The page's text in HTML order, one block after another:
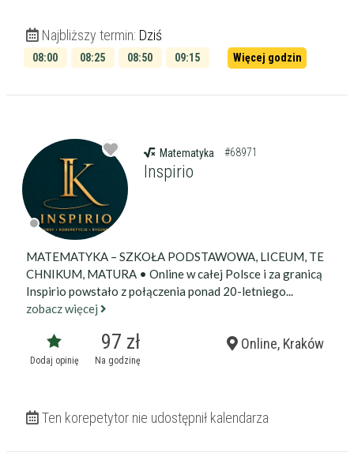
Filtry
Szukaj w promieniu
km
Moja lokalizacja
Maksymalna cena zł/60min.
Najbliższy termin: Dziś
08:00 08:25 08:50
09:15
Więcej godzin
Matematyka #68971
Inspirio
MATEMATYKA – SZKOŁA PODSTAWOWA, LICEUM, TE
CHNIKUM, MATURA • Online w całej Polsce i za granicą
Inspirio powstało z połączenia ponad 20-letniego...
zobacz więcej
Dodaj opinię
97 zł
Na godzinę
Online, Kraków
Ten korepetytor nie udostępnił kalendarza